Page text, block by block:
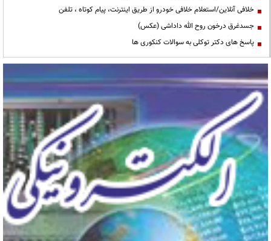
خلافی آنلاین/استعلام خلافی خودرو از طریق اینترنت، پیام کوتاه ، تلفن
جسدغرق درخون روح الله داداشی (عکس)
پاسخ های دکتر توکلی به سوالات کنکوری ها